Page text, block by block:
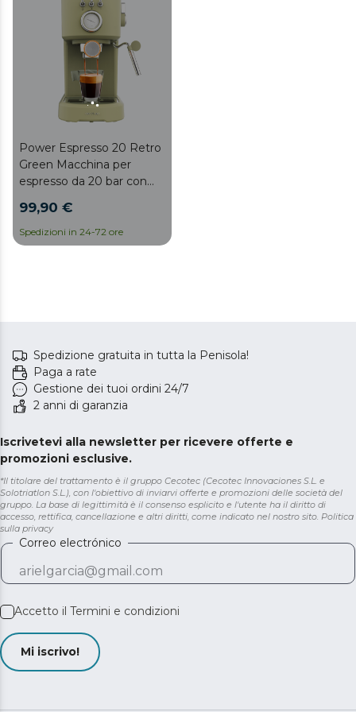
Power Espresso 20 Retro
Green Macchina per
espresso da 20 bar con
99,90 €
Spedizioni in 24-72 ore
Spedizione gratuita in tutta la Penisola!
Paga a rate
Gestione dei tuoi ordini 24/7
2 anni di garanzia
Iscrivetevi alla newsletter per ricevere offerte e
promozioni esclusive.
*Il titolare del trattamento è il gruppo Cecotec (Cecotec Innovaciones S.L. e
Solotriatlon S.L.), con l'obiettivo di inviarvi offerte e promozioni delle società del
gruppo. La base di legittimità è il consenso esplicito e l'utente ha il diritto di
accesso, rettifica, cancellazione e altri diritti, come indicato nel nostro sito. Politica
sulla privacy
Correo electrónico
Accetto il Termini e condizioni
Mi iscrivo!